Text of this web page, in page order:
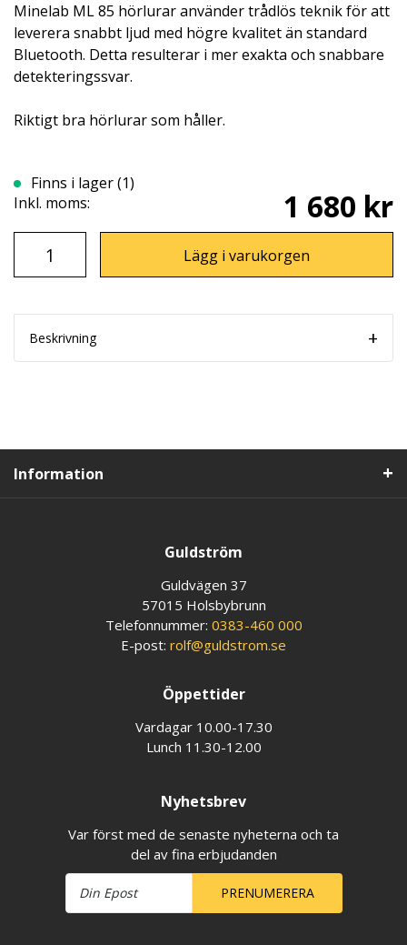
Minelab ML 85 hörlurar använder trådlös teknik för att
leverera snabbt ljud med högre kvalitet än standard
Bluetooth. Detta resulterar i mer exakta och snabbare
detekteringssvar.
Riktigt bra hörlurar som håller.
Finns i lager (1)
Inkl. moms:
1 680 kr
Lägg i varukorgen
Beskrivning
Information
Guldström
Guldvägen 37
57015 Holsbybrunn
Telefonnummer: 0383-460 000
E-post: rolf@guldstrom.se
Öppettider
Vardagar 10.00-17.30
Lunch 11.30-12.00
Nyhetsbrev
Var först med de senaste nyheterna och ta
del av fina erbjudanden
PRENUMERERA